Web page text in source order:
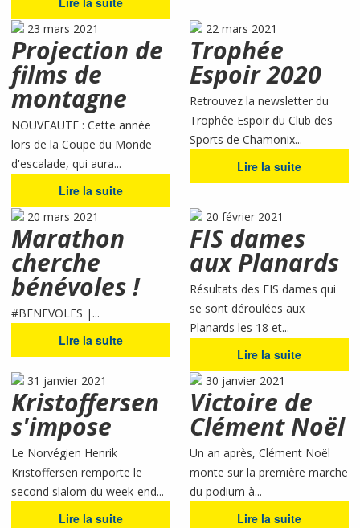
23 mars 2021
Projection de
films de
montagne
NOUVEAUTE : Cette année
lors de la Coupe du Monde
d'escalade, qui aura...
Lire la suite
22 mars 2021
Trophée
Espoir 2020
Retrouvez la newsletter du
Trophée Espoir du Club des
Sports de Chamonix...
Lire la suite
20 mars 2021
Marathon
cherche
bénévoles !
#BENEVOLES |...
Lire la suite
20 février 2021
FIS dames
aux Planards
Résultats des FIS dames qui
se sont déroulées aux
Planards les 18 et...
Lire la suite
31 janvier 2021
Kristoffersen
s'impose
Le Norvégien Henrik
Kristoffersen remporte le
second slalom du week-end...
Lire la suite
30 janvier 2021
Victoire de
Clément Noël
Un an après, Clément Noël
monte sur la première marche
du podium à...
Lire la suite